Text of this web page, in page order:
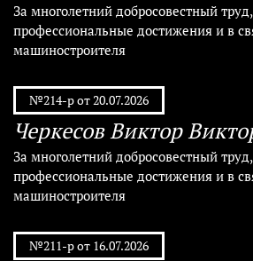
За многолетний добросовестный
профессиональные достижения и в
машиностроителя
№214-р от 20.07.2026
Черкесов Виктор
За многолетний добросовестный
профессиональные достижения и в
машиностроителя
№211-р от 16.07.2026